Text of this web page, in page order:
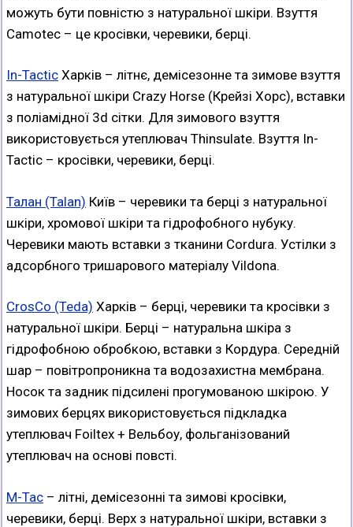
можуть бути повністю з натуральної шкіри. Взуття
Camotec – це кросівки, черевики, берці.
In-Tactic Харків – літнє, демісезонне та зимове взуття
з натуральної шкіри Crazy Horse (Крейзі Хорс), вставки
з поліамідної 3d сітки. Для зимового взуття
використовується утеплювач Thinsulate. Взуття In-
Tactic – кросівки, черевики, берці.
Талан (Talan) Київ – черевики та берці з натуральної
шкіри, хромової шкіри та гідрофобного нубуку.
Черевики мають вставки з тканини Cordura. Устілки з
адсорбного тришарового матеріалу Vildona.
CrosCo (Teda) Харків – берці, черевики та кросівки з
натуральної шкіри. Берці – натуральна шкіра з
гідрофобною обробкою, вставки з Кордура. Середній
шар – повітропроникна та водозахистна мембрана.
Носок та задник підсилені прогумованою шкірою. У
зимових берцях використовується підкладка
утеплювач Foiltex + Вельбоу, фольганізований
утеплювач на основі повсті.
M-Tac – літні, демісезонні та зимові кросівки,
черевики, берці. Верх з натуральної шкіри, вставки з